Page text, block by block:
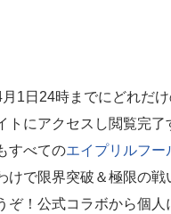
1日24時までにどれだ
トにアクセスし閲覧完
すべてのエイプリルフー
けで限界突破＆極限の
ぞ！公式コラボから個